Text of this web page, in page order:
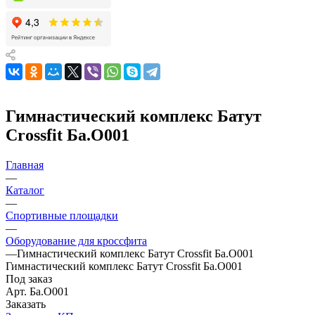
Гимнастический комплекс Батут
Сrossfit Ба.О001
Главная
—
Каталог
—
Спортивные площадки
—
Оборудование для кроссфита
—Гимнастический комплекс Батут Сrossfit Ба.О001
Гимнастический комплекс Батут Сrossfit Ба.О001
Под заказ
Арт. Ба.О001
Заказать